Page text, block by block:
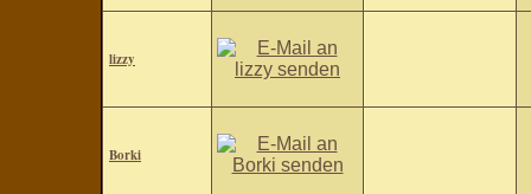
lizzy
Borki